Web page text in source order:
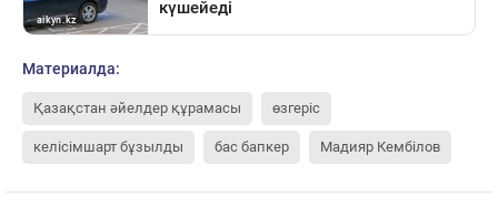
Материалда:
Қазақстан әйелдер құрамасы өзгеріс
келісімшарт бұзылды бас бапкер Мадияр Кембілов